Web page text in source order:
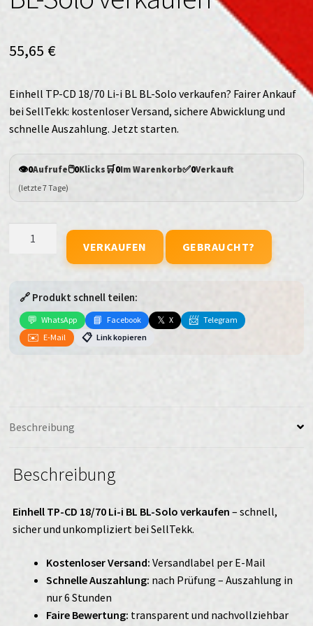
55,65 €
Einhell TP-CD 18/70 Li-i BL BL-Solo verkaufen? Fairer Ankauf
bei SellTekk: kostenloser Versand, sichere Abwicklung und
schnelle Auszahlung. Jetzt starten.
👁️0Aufrufe🖱️0Klicks🛒0Im Warenkorb✅0Verkauft
(letzte 7 Tage)
Li-
BL
VERKAUFEN GEBRAUCHT?
🔗 Produkt schnell teilen:
💬 WhatsApp 📘 Facebook 𝕏 X 📨 Telegram
✉️ E-Mail 📋 Link kopieren
Beschreibung
Beschreibung
Einhell TP-CD 18/70 Li-i BL BL-Solo verkaufen – schnell,
sicher und unkompliziert bei SellTekk.
Kostenloser Versand: Versandlabel per E-Mail
Schnelle Auszahlung: nach Prüfung – Auszahlung in
nur 6 Stunden
Faire Bewertung: transparent und nachvollziehbar